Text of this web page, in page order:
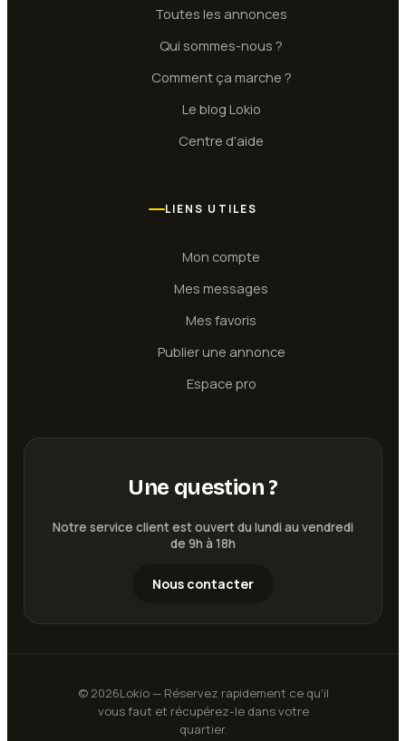
Toutes les annonces
Qui sommes-nous ?
Comment ça marche ?
Le blog Lokio
Centre d'aide
LIENS UTILES
Mon compte
Mes messages
Mes favoris
Publier une annonce
Espace pro
Une question ?
Notre service client est ouvert du lundi au vendredi
de 9h à 18h
Nous contacter
© 2026Lokio — Réservez rapidement ce qu'il
vous faut et récupérez-le dans votre
quartier.